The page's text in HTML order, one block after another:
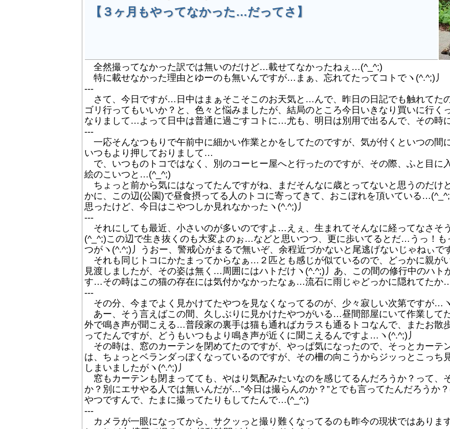
【３ヶ月もやってなかった…だってさ】
全然撮ってなかった訳では無いのだけど…載せてなかったねぇ…(^_^;)
特に載せなかった理由とゆーのも無いんですが…まぁ、忘れてたってコトでヽ(^.^;)丿
---
さて、今日ですが…日中はまぁそこそこのお天気と…んで、昨日の日記でも触れてた
ゴリ行ってもいいか？と、色々と悩みましたが、結局のところ今日いきなり買いに行く
なりまして…よって日中は普通に過ごすコトに…尤も、明日は別用で出るんで、その時
---
一応そんなつもりで午前中に細かい作業とかをしてたのですが、気が付くといつの間
いつもより押しておりまして…
で、いつものトコではなく、別のコーヒー屋へと行ったのですが、その際、ふと目に
絵のこいつと…(^_^;)
ちょっと前から気にはなってたんですがね、まだそんなに歳とってないと思うのだけ
かに、この辺(公園)で昼食摂ってる人のトコに寄ってきて、おこぼれを頂いている
思ったけど、今日はこやつしか見れなかったヽ(^.^;)丿
---
それにしても最近、小さいのが多いのですよ…えぇ、生まれてそんなに経ってなさそ
(^_^;)この辺で生き抜くのも大変よのぉ…などと思いつつ、更に歩いてるとだ…うっ！も
つがヽ(^.^;)丿うおー、警戒心がまるで無いぞ、余程近づかないと尾逃げないじゃねぃで
それも同じトコにかたまってからなぁ…２匹とも感じが似ているので、どっかに親が
見渡しましたが、その姿は無く…周囲にはハトだけヽ(^.^;)丿あ、この間の修行中のハト
す…その時はこの猫の存在には気付かなかったなぁ…流石に雨じゃどっかに隠れてたか
---
その分、今までよく見かけてたやつを見なくなってるのが、少々寂しい次第ですが…ヽ
あー、そう言えばこの間、久しぶりに見かけたやつがいる…昼間部屋にいて作業して
外で鳴き声が聞こえる…普段家の裏手は猫も通ればカラスも通るトコなんで、またお散
ってたんですが、どうもいつもより鳴き声が近くに聞こえるんですよ…ヽ(^.^;)丿
その時は、窓のカーテンを閉めてたのですが、やっぱ気になったので、そっとカーテ
は、ちょっとベランダっぽくなっているのですが、その柵の向こうからジッっとこっち
しまいましたがヽ(^.^;)丿
窓もカーテンも閉まってても、やはり気配みたいなのを感じてるんだろうか？って、
か？別にエサやる人では無いんだが…”今日は撮らんのか？”とでも言ってたんだろうか
やつですんで、たまに撮ってたりもしてたんで…(^_^;)
---
カメラが一眼になってから、サクッっと撮り難くなってるのも昨今の現状ではありま